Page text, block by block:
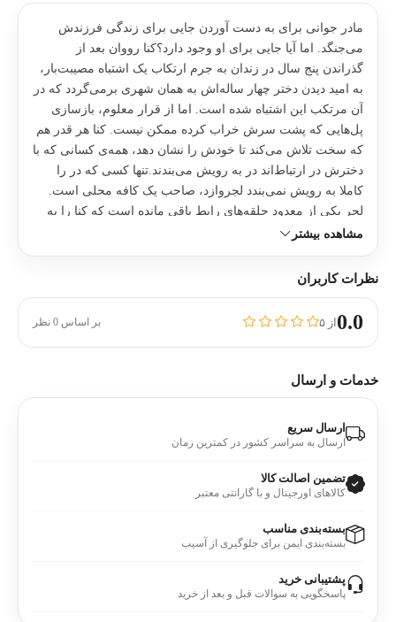
مادر جوانی برای به دست آوردن جایی برای زندگی فرزندش
می‌جنگد. اما آیا جایی برای او وجود دارد؟کنا رووان بعد از
گذراندن پنج سال در زندان به جرم ارتکاب یک اشتباه مصیبت‌بار،
به امید دیدن دختر چهار ساله‌اش به همان شهری برمی‌گردد که در
آن مرتکب این اشتباه شده است. اما از قرار معلوم، بازسازی
پل‌هایی که پشت سرش خراب کرده ممکن نیست. کنا هر قدر هم
که سخت تلاش می‌کند تا خودش را نشان دهد، همه‌ی کسانی که با
دخترش در ارتباط‌اند در به رویش می‌بندند.تنها کسی که در را
کاملا به رویش نمی‌بندد لجروازد، صاحب یک کافه محلی است.
لجر یکی از معدود حلقه‌های رابط باقی مانده است که کنا را به
دخترش می‌رساند. اما اگر کسی خبردار شود که لجر آرام آرام
است اعتماد همه‌ی کسانی را که برایشان مهم‌اند از دست
می‌کنند، اما هر چه در این ماجرا جلوتر می‌روند خطر بیشتری به
جان می‌خرند. کنا می‌خواهد آینده‌ای براساس امید و التیام بسازد،
مشاهده بیشتر
نظرات کاربران
0.0از ۵ بر اساس 0 نظر
خدمات و ارسال
ارسال سریع
ارسال به سراسر کشور در کمترین زمان
تضمین اصالت کالا
کالاهای اورجینال و با گارانتی معتبر
بسته‌بندی مناسب
بسته‌بندی ایمن برای جلوگیری از آسیب
پشتیبانی خرید
پاسخگویی به سوالات قبل و بعد از خرید